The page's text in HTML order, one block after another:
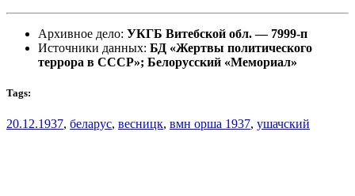
Архивное дело: УКГБ Витебской обл. — 7999-п
Источники данных: БД «Жертвы политического
террора в СССР»; Белорусский «Мемориал»
Tags:
20.12.1937, беларус, весницк, вмн орша 1937, ушачский